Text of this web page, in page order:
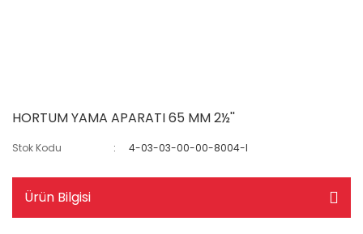
HORTUM YAMA APARATI 65 MM 2½''
Stok Kodu 4-03-03-00-00-8004-I
Ürün Bilgisi